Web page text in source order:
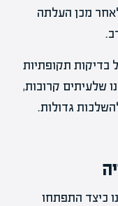
מכן העלתה
תקופתיות
שלעיתים קרובות,
גדולות.
כיצד התפתחו